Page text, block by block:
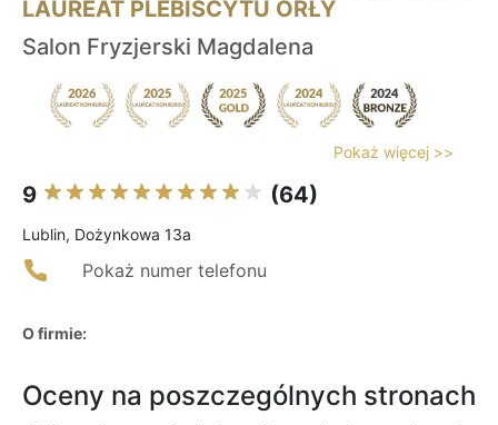
LAUREAT PLEBISCYTU ORŁY
Salon Fryzjerski Magdalena
Pokaż więcej >>
9 (64)
Lublin, Dożynkowa 13a
Pokaż numer telefonu
O firmie:
Oceny na poszczególnych stronach